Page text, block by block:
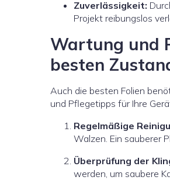
Zuverlässigkeit:
Projekt reibungslos
Wartung und
besten
Auch die besten Folien
und Pflegetipps für Ihre
Regelmäßige
Walzen. Ein sauberer
Überprüfung der
werden, um saubere